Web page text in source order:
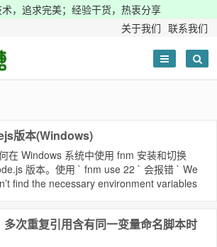
，追求完美；经验干货，热衷分享
关于我们 联系我们
版本(Windows)
在 Windows 系统中使用 fnm 安装和切换
版本。使用 ` fnm use 22 ` 会报错 ` We
find the necessary environment variables
次重复引用含有同一变量命名脚本时